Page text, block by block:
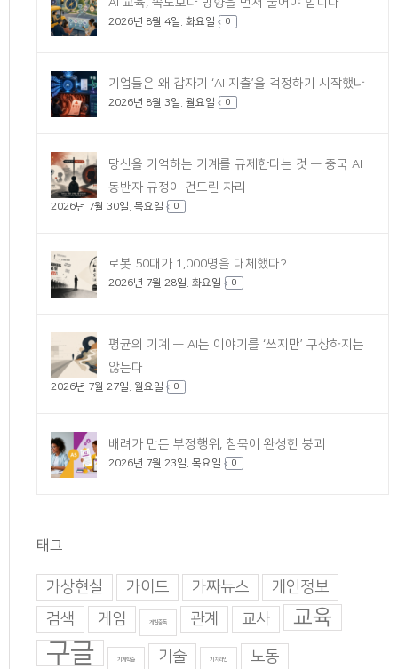
2026년 8월 4일. 화요일 0
기업들은 왜 갑자기 ‘AI 지출’을 걱정하기 시작했나
2026년 8월 3일. 월요일 0
당신을 기억하는 기계를 규제한다는 것 — 중국 AI
동반자 규정이 건드린 자리
2026년 7월 30일. 목요일 0
로봇 50대가 1,000명을 대체했다?
2026년 7월 28일. 화요일 0
평균의 기계 — AI는 이야기를 ‘쓰지만’ 구상하지는
않는다
2026년 7월 27일. 월요일 0
배려가 만든 부정행위, 침묵이 완성한 붕괴
2026년 7월 23일. 목요일 0
태그
가상현실 가이드 가짜뉴스
개인정보
검색
게임 게임중독 관계 교사 교육
구글 기계학습 기술 기지과인
노동